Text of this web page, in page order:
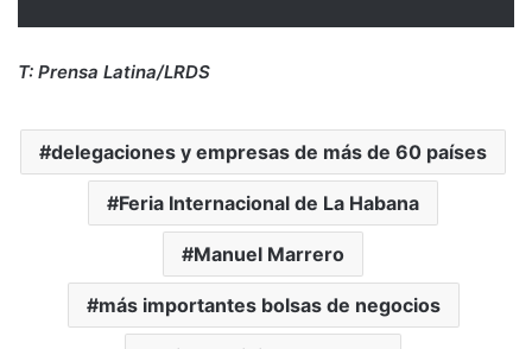
T: Prensa Latina/LRDS
delegaciones y empresas de más de 60 países
Feria Internacional de La Habana
Manuel Marrero
más importantes bolsas de negocios